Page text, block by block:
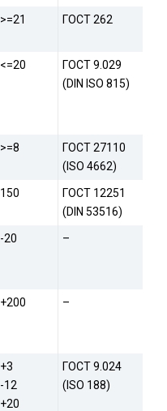
>=21 ГОСТ 262
<=20
ГОСТ 9.029
(DIN ISO 815)
>=8
ГОСТ 27110
(ISO 4662)
150
ГОСТ 12251
(DIN 53516)
-20 –
+200 –
+3
-12
+20
ГОСТ 9.024
(ISO 188)